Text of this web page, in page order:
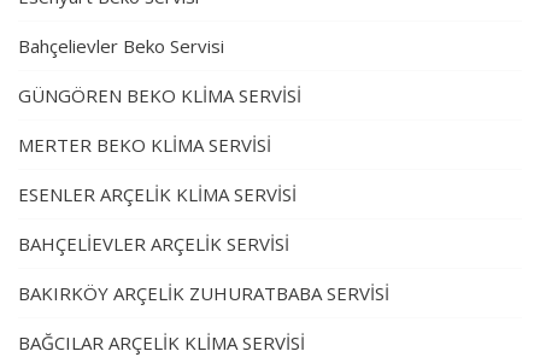
Bahçelievler Beko Servisi
GÜNGÖREN BEKO KLİMA SERVİSİ
MERTER BEKO KLİMA SERVİSİ
ESENLER ARÇELİK KLİMA SERVİSİ
BAHÇELİEVLER ARÇELİK SERVİSİ
BAKIRKÖY ARÇELİK ZUHURATBABA SERVİSİ
BAĞCILAR ARÇELİK KLİMA SERVİSİ